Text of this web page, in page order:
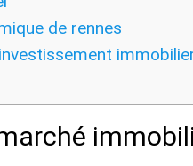
de rennes